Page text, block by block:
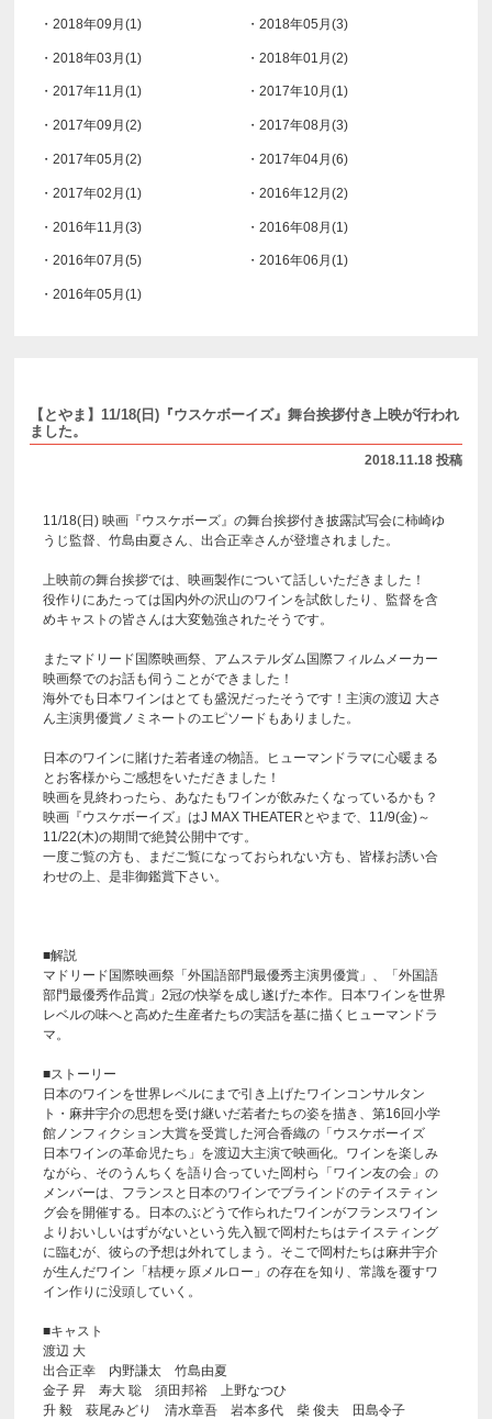
・2018年09月(1) ・2018年05月(3)
・2018年03月(1) ・2018年01月(2)
・2017年11月(1) ・2017年10月(1)
・2017年09月(2) ・2017年08月(3)
・2017年05月(2) ・2017年04月(6)
・2017年02月(1) ・2016年12月(2)
・2016年11月(3) ・2016年08月(1)
・2016年07月(5) ・2016年06月(1)
・2016年05月(1)
【とやま】11/18(日)『ウスケボーイズ』舞台挨拶付き上映が行われ
ました。
2018.11.18 投稿
11/18(日) 映画『ウスケボーズ』の舞台挨拶付き披露試写会に柿崎ゆ
うじ監督、竹島由夏さん、出合正幸さんが登壇されました。
上映前の舞台挨拶では、映画製作について話しいただきました！
役作りにあたっては国内外の沢山のワインを試飲したり、監督を含
めキャストの皆さんは大変勉強されたそうです。
またマドリード国際映画祭、アムステルダム国際フィルムメーカー
映画祭でのお話も伺うことができました！
海外でも日本ワインはとても盛況だったそうです！主演の渡辺 大さ
ん主演男優賞ノミネートのエピソードもありました。
日本のワインに賭けた若者達の物語。ヒューマンドラマに心暖まる
とお客様からご感想をいただきました！
映画を見終わったら、あなたもワインが飲みたくなっているかも？
映画『ウスケボーイズ』はJ MAX THEATERとやまで、11/9(金)～
11/22(木)の期間で絶賛公開中です。
一度ご覧の方も、まだご覧になっておられない方も、皆様お誘い合
わせの上、是非御鑑賞下さい。
■解説
マドリード国際映画祭「外国語部門最優秀主演男優賞」、「外国語
部門最優秀作品賞」2冠の快挙を成し遂げた本作。日本ワインを世界
レベルの味へと高めた生産者たちの実話を基に描くヒューマンドラ
マ。
■ストーリー
日本のワインを世界レベルにまで引き上げたワインコンサルタン
ト・麻井宇介の思想を受け継いだ若者たちの姿を描き、第16回小学
館ノンフィクション大賞を受賞した河合香織の「ウスケボーイズ
日本ワインの革命児たち」を渡辺大主演で映画化。ワインを楽しみ
ながら、そのうんちくを語り合っていた岡村ら「ワイン友の会」の
メンバーは、フランスと日本のワインでブラインドのテイスティン
グ会を開催する。日本のぶどうで作られたワインがフランスワイン
よりおいしいはずがないという先入観で岡村たちはテイスティング
に臨むが、彼らの予想は外れてしまう。そこで岡村たちは麻井宇介
が生んだワイン「桔梗ヶ原メルロー」の存在を知り、常識を覆すワ
イン作りに没頭していく。
■キャスト
渡辺 大
出合正幸 内野謙太 竹島由夏
金子 昇 寿大 聡 須田邦裕 上野なつひ
升 毅 萩尾みどり 清水章吾 岩本多代 柴 俊夫 田島令子